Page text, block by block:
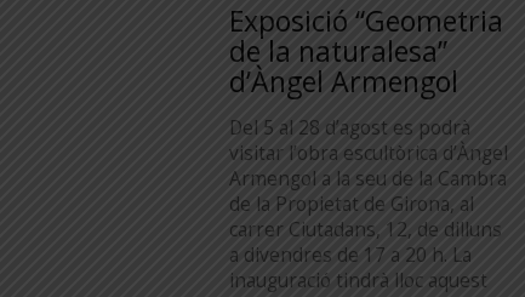
Exposició “Geometria
de la naturalesa”
d’Àngel Armengol
Del 5 al 28 d’agost es podrà
visitar l’obra escultòrica d’Àngel
Armengol a la seu de la Cambra
de la Propietat de Girona, al
carrer Ciutadans, 12, de dilluns
a divendres de 17 a 20 h. La
inauguració tindrà lloc aquest